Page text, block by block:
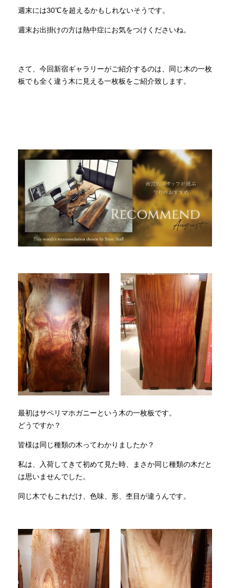
よくあるご質問
週末には30℃を超えるかもしれないそうです。
週末お出掛けの方は熱中症にお気をつけくださいね。
さて、今回新宿ギャラリーがご紹介するのは、同じ木の一枚
板でも全く違う木に見える一枚板をご紹介致します。
最初はサペリマホガニーという木の一枚板です。
どうですか？
皆様は同じ種類の木ってわかりましたか？
私は、入荷してきて初めて見た時、まさか同じ種類の木だと
は思いませんでした。
同じ木でもこれだけ、色味、形、杢目が違うんです。